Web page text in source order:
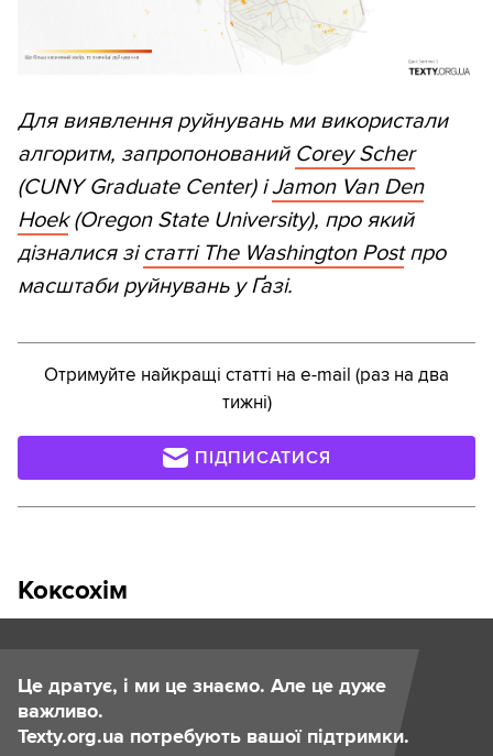
Для виявлення руйнувань ми використали
алгоритм, запропонований Corey Scher
(CUNY Graduate Center) і Jamon Van Den
Hoek(Oregon State University), про який
дізналися зі статті The Washington Postпро
масштаби руйнувань у Ґазі.
Отримуйте найкращі статті на e-mail (раз на два
тижні)
ПІДПИСАТИСЯ
Коксохім
Це дратує, і ми це знаємо. Але це дуже
важливо.
Texty.org.ua потребують вашої підтримки.